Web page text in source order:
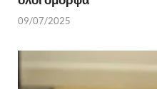
09/07/2025